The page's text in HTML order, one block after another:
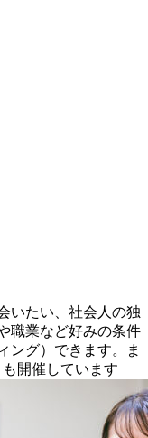
いたい、社会人の独
職業など好みの条件
ング）できます。ま
開催しています